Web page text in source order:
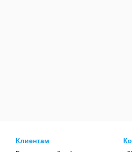
Клиентам